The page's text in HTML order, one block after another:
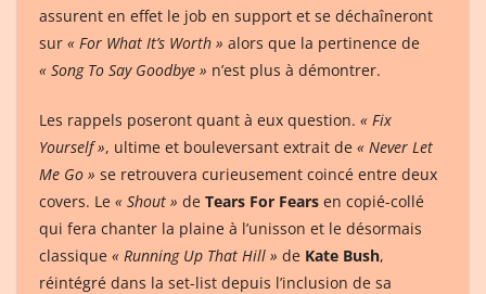
assurent en effet le job en support et se déchaîneront
sur « For What It’s Worth » alors que la pertinence de
« Song To Say Goodbye » n’est plus à démontrer.
Les rappels poseront quant à eux question. « Fix
Yourself », ultime et bouleversant extrait de « Never Let
Me Go » se retrouvera curieusement coincé entre deux
covers. Le « Shout » de Tears For Fears en copié-collé
qui fera chanter la plaine à l’unisson et le désormais
classique « Running Up That Hill » de Kate Bush,
réintégré dans la set-list depuis l’inclusion de sa